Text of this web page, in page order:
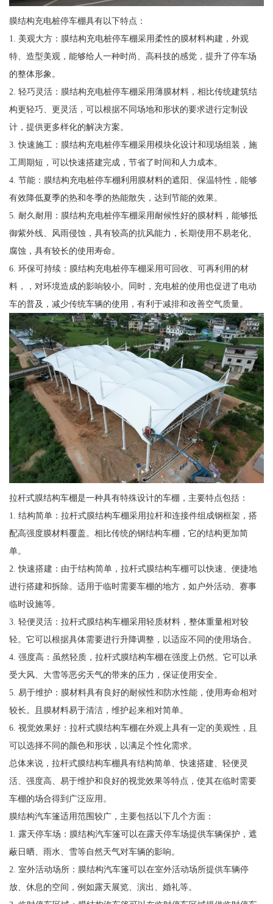
膜结构充电桩停车棚具有以下特点：
1. 美观大方：膜结构充电桩停车棚采用柔性的膜材料构建，外观
特、造型美观，能够给人一种时尚、高科技的感觉，提升了停车场
的整体形象。
2. 轻巧灵活：膜结构充电桩停车棚采用薄膜材料，相比传统建筑结
构更轻巧、更灵活，可以根据不同场地和形状的要求进行定制设
计，提供更多样化的解决方案。
3. 快速施工：膜结构充电桩停车棚采用模块化设计和现场组装，施
工周期短，可以快速搭建完成，节省了时间和人力成本。
4. 节能：膜结构充电桩停车棚利用膜材料的遮阳、保温特性，能够
有效降低夏季的热和冬季的热能散失，达到节能的效果。
5. 耐久耐用：膜结构充电桩停车棚采用耐候性好的膜材料，能够抵
御紫外线、风雨侵蚀，具有较高的抗风能力，长期使用不易老化、
腐蚀，具有较长的使用寿命。
6. 环保可持续：膜结构充电桩停车棚采用可回收、可再利用的材
料，，对环境造成的影响较小。同时，充电桩的使用也促进了电动
车的普及，减少传统车辆的使用，有利于减排和改善空气质量。
拉杆式膜结构车棚是一种具有特殊设计的车棚，主要特点包括：
1. 结构简单：拉杆式膜结构车棚采用拉杆和连接件组成钢框架，搭
配高强度膜材料覆盖。相比传统的钢结构车棚，它的结构更加简
单。
2. 快速搭建：由于结构简单，拉杆式膜结构车棚可以快速、便捷地
进行搭建和拆除。适用于临时需要车棚的地方，如户外活动、赛事
临时设施等。
3. 轻便灵活：拉杆式膜结构车棚采用轻质材料，整体重量相对较
轻。它可以根据具体需要进行升降调整，以适应不同的使用场合。
4. 强度高：虽然轻质，拉杆式膜结构车棚在强度上仍然。它可以承
受大风、大雪等恶劣天气的带来的压力，保证使用安全。
5. 易于维护：膜材料具有良好的耐候性和防水性能，使用寿命相对
较长。且膜材料易于清洁，维护起来相对简单。
6. 视觉效果好：拉杆式膜结构车棚在外观上具有一定的美观性，且
可以选择不同的颜色和形状，以满足个性化需求。
总体来说，拉杆式膜结构车棚具有结构简单、快速搭建、轻便灵
活、强度高、易于维护和良好的视觉效果等特点，使其在临时需要
车棚的场合得到广泛应用。
膜结构汽车篷适用范围较广，主要包括以下几个方面：
1. 露天停车场：膜结构汽车篷可以在露天停车场提供车辆保护，遮
蔽日晒、雨水、雪等自然天气对车辆的影响。
2. 室外活动场所：膜结构汽车篷可以在室外活动场所提供车辆停
放、休息的空间，例如露天展览、演出、婚礼等。